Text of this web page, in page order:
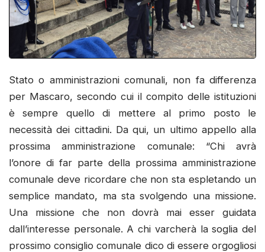
Stato o amministrazioni comunali, non fa differenza
per Mascaro, secondo cui il compito delle istituzioni
è sempre quello di mettere al primo posto le
necessità dei cittadini. Da qui, un ultimo appello alla
prossima amministrazione comunale: “Chi avrà
l’onore di far parte della prossima amministrazione
comunale deve ricordare che non sta espletando un
semplice mandato, ma sta svolgendo una missione.
Una missione che non dovrà mai esser guidata
dall’interesse personale. A chi varcherà la soglia del
prossimo consiglio comunale dico di essere orgogliosi